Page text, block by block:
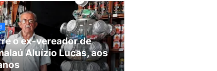
adequadas
o ex-vereador de
Aluízio Lucas, aos